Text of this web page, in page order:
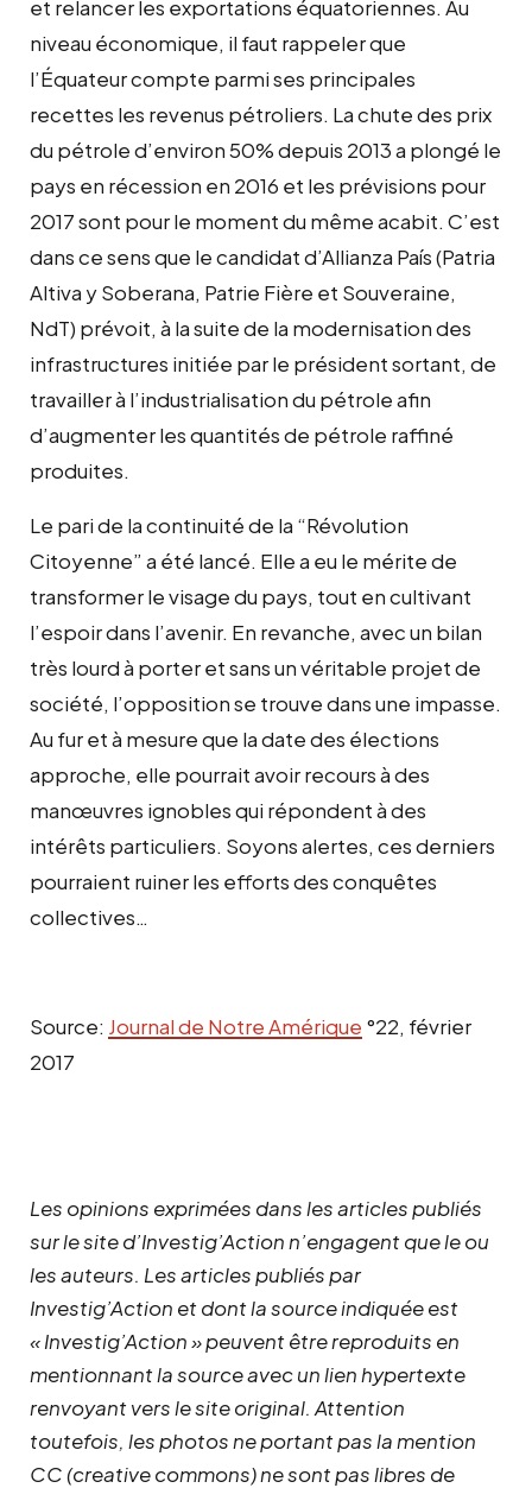
et relancer les exportations équatoriennes. Au
niveau économique, il faut rappeler que
l’Équateur compte parmi ses principales
recettes les revenus pétroliers. La chute des prix
du pétrole d’environ 50% depuis 2013 a plongé le
pays en récession en 2016 et les prévisions pour
2017 sont pour le moment du même acabit. C’est
dans ce sens que le candidat d’Allianza País (Patria
Altiva y Soberana, Patrie Fière et Souveraine,
NdT) prévoit, à la suite de la modernisation des
infrastructures initiée par le président sortant, de
travailler à l’industrialisation du pétrole afin
d’augmenter les quantités de pétrole raffiné
produites.
Le pari de la continuité de la “Révolution
Citoyenne” a été lancé. Elle a eu le mérite de
transformer le visage du pays, tout en cultivant
l’espoir dans l’avenir. En revanche, avec un bilan
très lourd à porter et sans un véritable projet de
société, l’opposition se trouve dans une impasse.
Au fur et à mesure que la date des élections
approche, elle pourrait avoir recours à des
manœuvres ignobles qui répondent à des
intérêts particuliers. Soyons alertes, ces derniers
pourraient ruiner les efforts des conquêtes
collectives…
Source: Journal de Notre Amérique °22, février
2017
Les opinions exprimées dans les articles publiés
sur le site d’Investig’Action n’engagent que le ou
les auteurs. Les articles publiés par
Investig’Action et dont la source indiquée est
« Investig’Action » peuvent être reproduits en
mentionnant la source avec un lien hypertexte
renvoyant vers le site original. Attention
toutefois, les photos ne portant pas la mention
CC (creative commons) ne sont pas libres de